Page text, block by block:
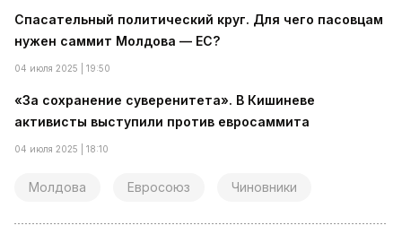
Спасательный политический круг. Для чего пасовцам
нужен саммит Молдова — ЕС?
04 июля 2025 | 19:50
«За сохранение суверенитета». В Кишиневе
активисты выступили против евросаммита
04 июля 2025 | 18:10
Молдова Евросоюз Чиновники